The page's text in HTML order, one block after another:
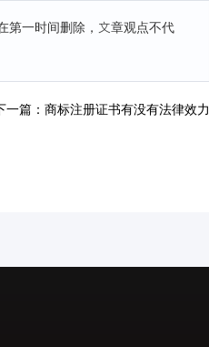
第一时间删除，文章观点不代
一篇：商标注册证书有没有法律效力